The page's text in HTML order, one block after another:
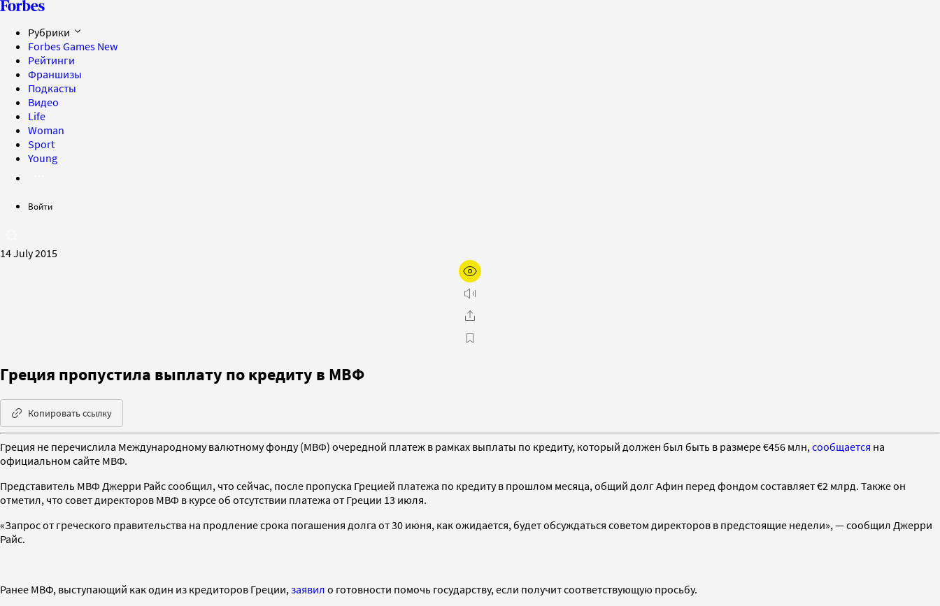
Рубрики
Forbes Games New
Рейтинги
Франшизы
Подкасты
Видео
Life
Woman
Sport
Young
Войти
14 July 2015
Греция пропустила выплату по кредиту в МВФ
Копировать ссылку
Греция не перечислила Международному валютному фонду (МВФ) очередной платеж в рамках выплаты по кредиту, который должен был быть в размере €456 млн, сообщается на
официальном сайте МВФ.
Представитель МВФ Джерри Райс сообщил, что сейчас, после пропуска Грецией платежа по кредиту в прошлом месяца, общий долг Афин перед фондом составляет €2 млрд. Также он
отметил, что совет директоров МВФ в курсе об отсутствии платежа от Греции 13 июля.
«Запрос от греческого правительства на продление срока погашения долга от 30 июня, как ожидается, будет обсуждаться советом директоров в предстоящие недели», — сообщил Джерри
Райс.
Ранее МВФ, выступающий как один из кредиторов Греции, заявил о готовности помочь государству, если получит соответствующую просьбу.